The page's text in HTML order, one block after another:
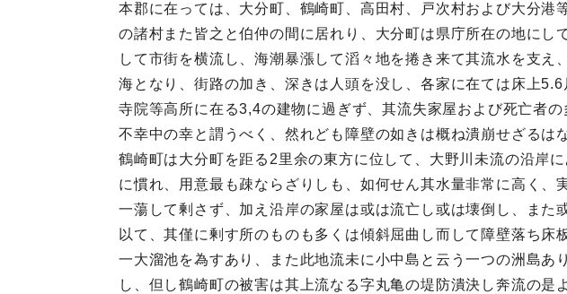
本郡に在っては、大分町、鶴崎町、高田村、戸次村および大分
の諸村また皆之と伯仲の間に居れり、大分町は県庁所在の地に
して市街を横流し、海潮暴漲して滔々地を捲き来て其流水を支
海となり、街路の加き、深きは人頭を没し、各家に在ては床上
寺院等高所に在る3,4の建物に過ぎず、其流失家屋および死亡者
不幸中の幸と謂うべく、然れども障壁の如きは概ね潰崩せざるは
鶴崎町は大分町を距る2里余の東方に位して、大野川未流の沿岸
に慣れ、用意最も疎ならざりしも、如何せん其水量非常に高く
一蕩して剰さず、加え沿岸の家屋は或は流亡し或は壊倒し、ま
以て、其僅に剰す所のものも多くは傾斜屈曲し而して障壁落ち
一大溜池を為すあり、また此地流未に小中島と云う一つの洲島
し、但し鶴崎町の被害は其上流なる字丸亀の堤防潰決し奔流の